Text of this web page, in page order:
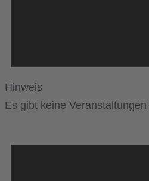
Hinweis
Es gibt keine